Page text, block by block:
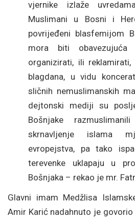
vjernike izlaže
Muslimani u Bosni i
povrijeđeni blasfemijom
mora biti
organizirati, ili
blagdana, u vidu
sličnih nemuslimanskih
dejtonski mediji su
Bošnjake
skrnavljenje islama
evropejstva, pa tako
terevenke uklapaju u
Bošnjaka – rekao je mr.
Glavni imam Medžlisa
Amir Karić nadahnuto je